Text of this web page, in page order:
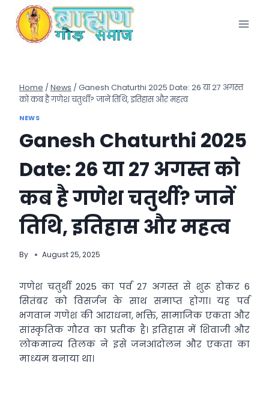
content
Home / News / Ganesh Chaturthi 2025 Date: 26 या 27 अगस्त
को कब है गणेश चतुर्थी? जानें तिथि, इतिहास और महत्व
NEWS
Ganesh Chaturthi 2025
Date: 26 या 27 अगस्त को
कब है गणेश चतुर्थी? जानें
तिथि, इतिहास और महत्व
By August 25, 2025
गणेश चतुर्थी 2025 का पर्व 27 अगस्त से शुरू होकर 6
सितंबर को विसर्जन के साथ समाप्त होगा। यह पर्व
भगवान गणेश की आराधना, भक्ति, सामाजिक एकता और
सांस्कृतिक गौरव का प्रतीक है। इतिहास में शिवाजी और
लोकमान्य तिलक ने इसे जनआंदोलन और एकता का
माध्यम बनाया था।